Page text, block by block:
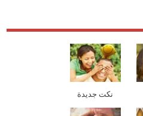
نكت جديدة